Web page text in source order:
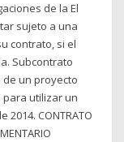
de la El
sujeto a una
contrato, si el
Subcontrato
de un proyecto
utilizar un
2014. CONTRATO